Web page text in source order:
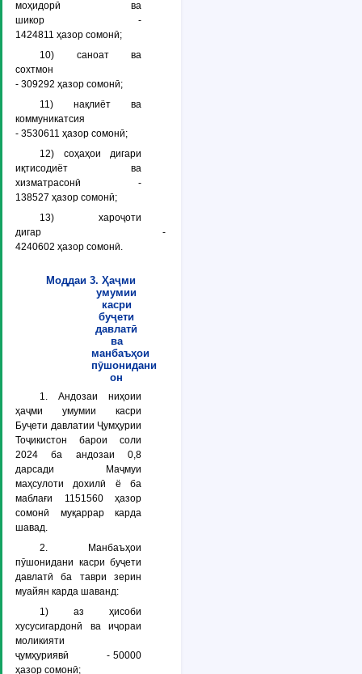
моҳидорӣ ва
шикор -
1424811 ҳазор сомонӣ;
10) саноат ва
сохтмон
- 309292 ҳазор сомонӣ;
11) нақлиёт ва
коммуникатсия
- 3530611 ҳазор сомонӣ;
12) соҳаҳои дигари
иқтисодиёт ва
хизматрасонӣ -
138527 ҳазор сомонӣ;
13) хароҷоти
дигар -
4240602 ҳазор сомонӣ.
Моддаи 3. Ҳаҷми
умумии
касри
буҷети
давлатӣ
ва
манбаъҳои
пӯшонидани
он
1. Андозаи ниҳоии
ҳаҷми умумии касри
Буҷети давлатии Ҷумҳурии
Тоҷикистон барои соли
2024 ба андозаи 0,8
дарсади Маҷмуи
маҳсулоти дохилӣ ё ба
маблағи 1151560 ҳазор
сомонӣ муқаррар карда
шавад.
2. Манбаъҳои
пӯшонидани касри буҷети
давлатӣ ба таври зерин
муайян карда шаванд:
1) аз ҳисоби
хусусигардонӣ ва иҷораи
моликияти
ҷумҳуриявӣ - 50000
ҳазор сомонӣ;